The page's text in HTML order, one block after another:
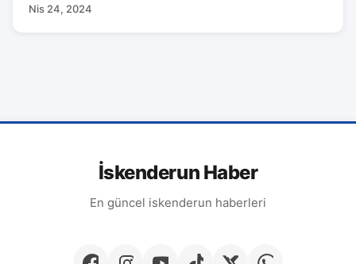
Nis 24, 2024
İskenderun Haber
En güncel iskenderun haberleri